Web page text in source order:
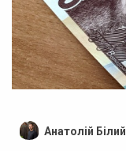
Анатолій Білий